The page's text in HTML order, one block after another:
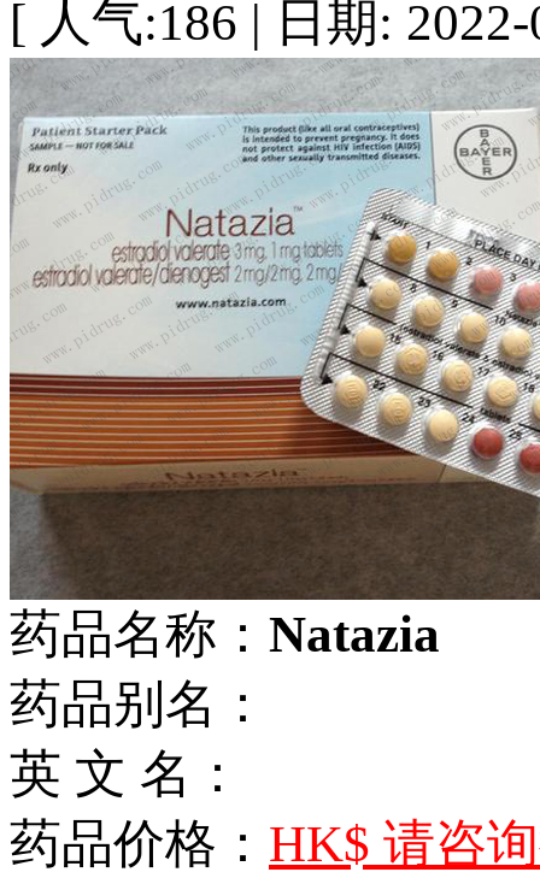
[ 人气:186 | 日期:
药品名称： Natazia
药品别名：
英 文 名：
药品价格： HK$ 请咨